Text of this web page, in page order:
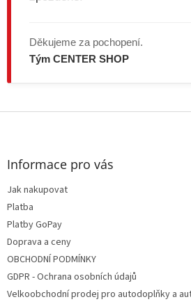
Děkujeme za pochopení.
Tým CENTER SHOP
Z
Informace pro vás
Jak nakupovat
Platba
Platby GoPay
Doprava a ceny
OBCHODNÍ PODMÍNKY
GDPR - Ochrana osobních údajů
Velkoobchodní prodej pro autodoplňky a